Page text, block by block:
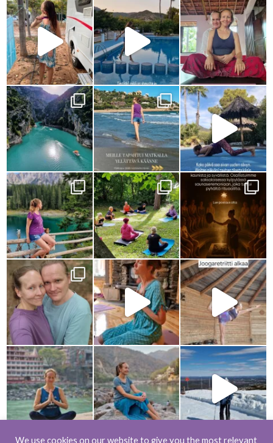
We use cookies on our website to give you the most relevant